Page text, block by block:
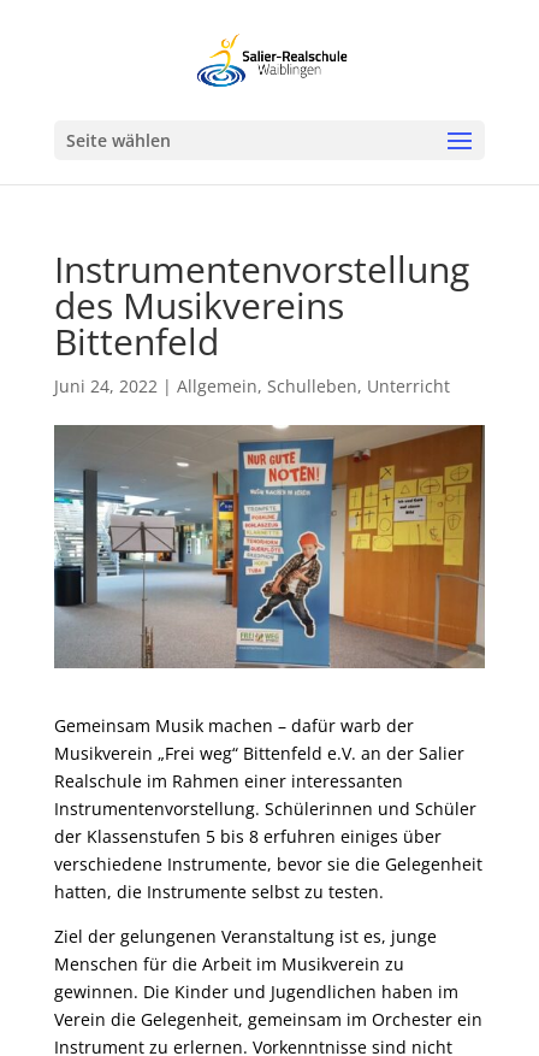
Seite wählen
Instrumentenvorstellung
des Musikvereins
Bittenfeld
Juni 24, 2022| Allgemein, Schulleben, Unterricht
Gemeinsam Musik machen – dafür warb der
Musikverein „Frei weg“ Bittenfeld e.V. an der Salier
Realschule im Rahmen einer interessanten
Instrumentenvorstellung. Schülerinnen und Schüler
der Klassenstufen 5 bis 8 erfuhren einiges über
verschiedene Instrumente, bevor sie die Gelegenheit
hatten, die Instrumente selbst zu testen.
Ziel der gelungenen Veranstaltung ist es, junge
Menschen für die Arbeit im Musikverein zu
gewinnen. Die Kinder und Jugendlichen haben im
Verein die Gelegenheit, gemeinsam im Orchester ein
Instrument zu erlernen. Vorkenntnisse sind nicht